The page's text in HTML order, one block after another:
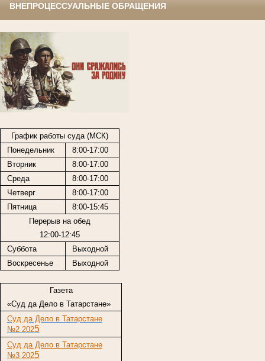
ВНЕПРОЦЕССУАЛЬНЫЕ ОБРАЩЕНИЯ
График работы суда (МСК)
Понедельник
8:00-17:00
Вторник
8:00-17:00
Среда
8:00-17:00
Четверг
8:00-17:00
Пятница
8:00-15:45
Перерыв на обед
12:00-12:45
Суббота
Выходной
Воскресенье
Выходной
Газета
«Суд да Дело в Татарстане»
Суд да Дело в Татарстане
№2 2025
Суд да Дело в Татарстане
№3 2025